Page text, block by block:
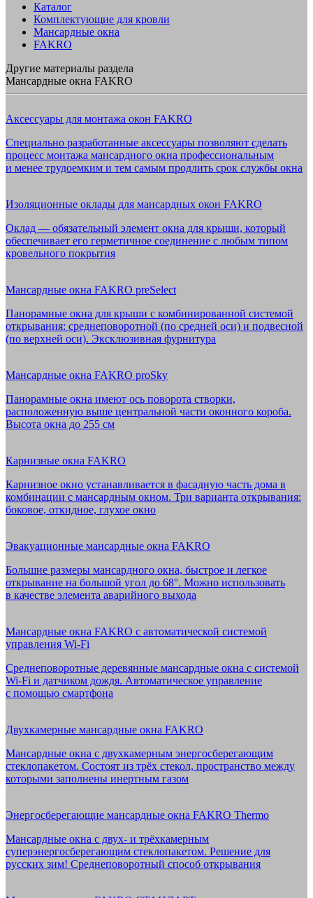
Каталог
Комплектующие для кровли
Мансардные окна
FAKRO
Другие материалы раздела
Мансардные окна FAKRO
Аксессуары для монтажа окон FAKRO
Специально разработанные аксессуары позволяют сделать
процесс монтажа мансардного окна профессиональным
и менее трудоемким и тем самым продлить срок службы окна
Изоляционные оклады для мансардных окон FAKRO
Оклад — обязательный элемент окна для крыши, который
обеспечивает его герметичное соединение с любым типом
кровельного покрытия
Мансардные окна FAKRO preSelect
Панорамные окна для крыши с комбинированной системой
открывания: среднеповоротной (по средней оси) и подвесной
(по верхней оси). Эксклюзивная фурнитура
Мансардные окна FAKRO proSky
Панорамные окна имеют ось поворота створки,
расположенную выше центральной части оконного короба.
Высота окна до 255 см
Карнизные окна FAKRO
Карнизное окно устанавливается в фасадную часть дома в
комбинации с мансардным окном. Три варианта открывания:
боковое, откидное, глухое окно
Эвакуационные мансардные окна FAKRO
Большие размеры мансардного окна, быстрое и легкое
открывание на большой угол до 68°. Можно использовать
в качестве элемента аварийного выхода
Мансардные окна FAKRO с автоматической системой
управления Wi-Fi
Среднеповоротные деревянные мансардные окна с системой
Wi-Fi и датчиком дождя. Автоматическое управление
с помощью смартфона
Двухкамерные мансардные окна FAKRO
Мансардные окна с двухкамерным энергосберегающим
стеклопакетом. Состоят из трёх стекол, пространство между
которыми заполнены инертным газом
Энергосберегающие мансардные окна FAKRO Thermo
Мансардные окна с двух- и трёхкамерным
суперэнергосберегающим стеклопакетом. Решение для
русских зим! Среднеповоротный способ открывания